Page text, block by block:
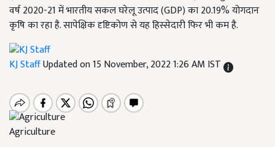
वर्ष 2020-21 में भारतीय सकल घरेलू उत्पाद (GDP) का 20.19% योगदान
कृषि का रहा है. सापेक्षिक दृष्टिकोण से यह हिस्सेदारी फिर भी कम है.
KJ StaffUpdated on 15 November, 2022 1:26 AM IST
Agriculture